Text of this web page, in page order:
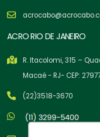
ACRO RIO DE JANEIRO
R. Itacolomi, 315 –
Macaé - RJ- CEP:
(22)3518-3670